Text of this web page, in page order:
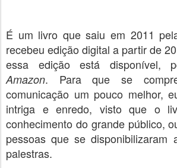
É um livro que saiu em 2011
recebeu edição digital a partir de
essa edição está disponível,
Amazon. Para que se
comunicação um pouco melhor,
intriga e enredo, visto que o
conhecimento do grande público,
pessoas que se disponibilizaram
palestras.